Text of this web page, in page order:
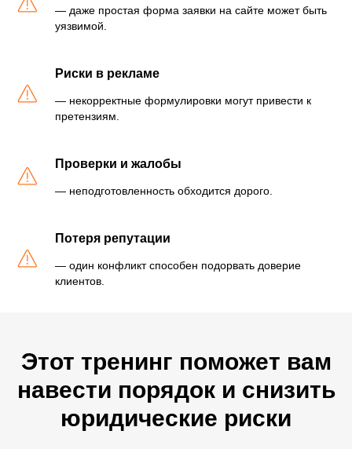
— даже простая форма заявки на сайте может быть
уязвимой.
Риски в рекламе
— некорректные формулировки могут привести к
претензиям.
Проверки и жалобы
— неподготовленность обходится дорого.
Потеря репутации
— один конфликт способен подорвать доверие
клиентов.
Этот тренинг поможет вам
навести порядок и снизить
юридические риски